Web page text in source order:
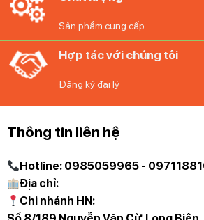
Sản phẩm cung cấp
Hợp tác với chúng tôi
Đăng ký đại lý
Thông tin liên hệ
Hotline: 0985059965 -
Địa chỉ:
Chi nhánh HN: